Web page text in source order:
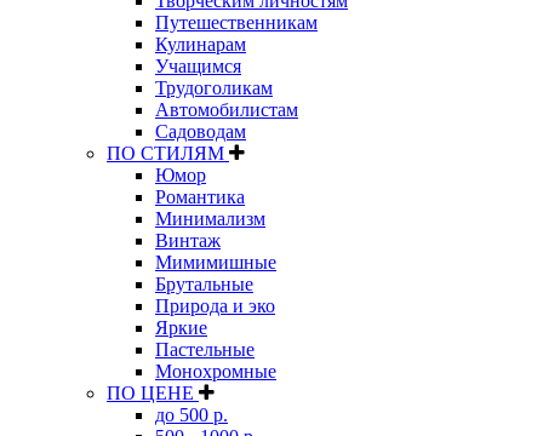
Путешественникам
Кулинарам
Учащимся
Трудоголикам
Автомобилистам
Садоводам
ПО СТИЛЯМ
Юмор
Романтика
Минимализм
Винтаж
Мимимишные
Брутальные
Природа и эко
Яркие
Пастельные
Монохромные
ПО ЦЕНЕ
до 500 р.